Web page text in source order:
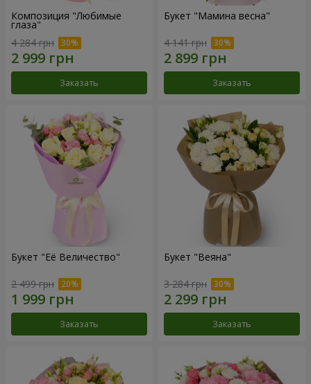
Композиция "Любимые
глаза"
4 284 грн
Заказать
Букет "Мамина весна"
4 141 грн
Заказать
Букет "Её Величество"
2 499 грн
Заказать
Букет "Веяна"
3 284 грн
Заказать